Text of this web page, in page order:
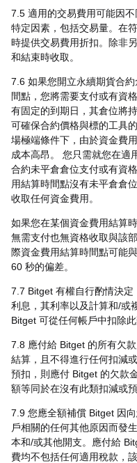
7.5 適用的交易費用可能因
特定因素，包括交易量。在
時提供交易費用折扣。除非
和結束時收取。
7.6 如果您開立永續期貨合
間點，您將需要支付或有資
有固定的到期日，其倉位將
可確保合約價格與標的工具
場極端條件下，由於資金費
成本高昂。 您只需就您在適
合約未平倉倉位支付或有資
用結算時間點沒有未平倉倉
收取任何資金費用。
如果您在某個資金費用結算
無需支付也無資格收取與該
際資金費用結算時間點可能
60 秒的偏差。
7.7 Bitget 有權自行酌情決
利息，其利率以及計算和/或
Bitget 可從任何帳戶中扣除此
7.8 應付給 Bitget 的所有欠
結算，且不得進行任何扣減
預扣，則應付 Bitget 的欠款
額等同於在沒有此類扣減或
7.9 您應全額補償 Bitget 因
戶相關的任何其他原因而發
本和/或其他開支。應付給
費均不包括任何適用稅款，